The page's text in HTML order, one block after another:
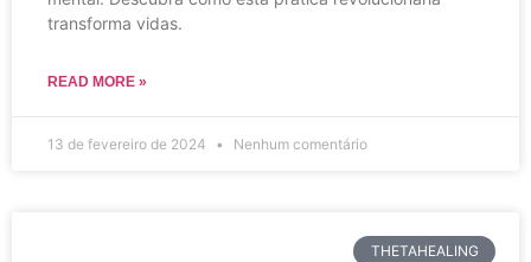
transforma vidas.
READ MORE »
13 de fevereiro de 2024 Nenhum comentário
THETAHEALING